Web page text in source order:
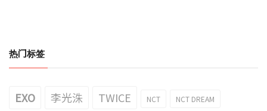
热门标签
EXO 李光洙 TWICE NCT NCT DREAM